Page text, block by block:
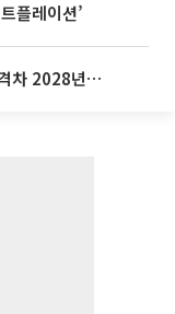
플레이션’
종부세 개편에도…1·3주택 종부세 격차 2028년부터 확대